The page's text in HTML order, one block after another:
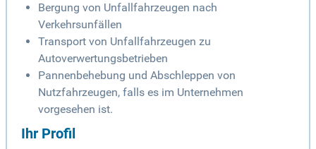
Bergung von Unfallfahrzeugen nach
Verkehrsunfällen
Transport von Unfallfahrzeugen zu
Autoverwertungsbetrieben
Pannenbehebung und Abschleppen von
Nutzfahrzeugen, falls es im Unternehmen
vorgesehen ist.
Ihr Profil